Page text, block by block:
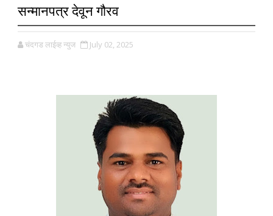
सन्मानपत्र देवून गौरव
चंदगड लाईव्ह न्युज July 02, 2025